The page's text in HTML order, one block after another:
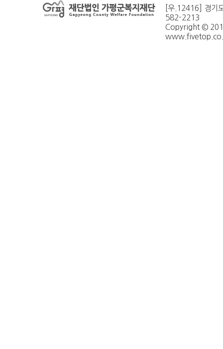
[우.12416] 경
582-2213
Copyright ©